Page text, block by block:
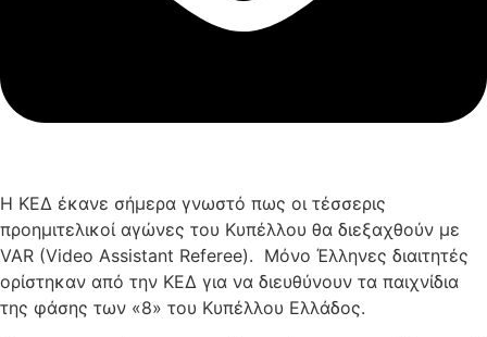
Η ΚΕΔ έκανε σήμερα γνωστό πως οι τέσσερις
προημιτελικοί αγώνες του Κυπέλλου θα διεξαχθούν με
VAR (Video Assistant Referee). Μόνο Έλληνες διαιτητές
ορίστηκαν από την ΚΕΔ για να διευθύνουν τα παιχνίδια
της φάσης των «8» του Κυπέλλου Ελλάδος.